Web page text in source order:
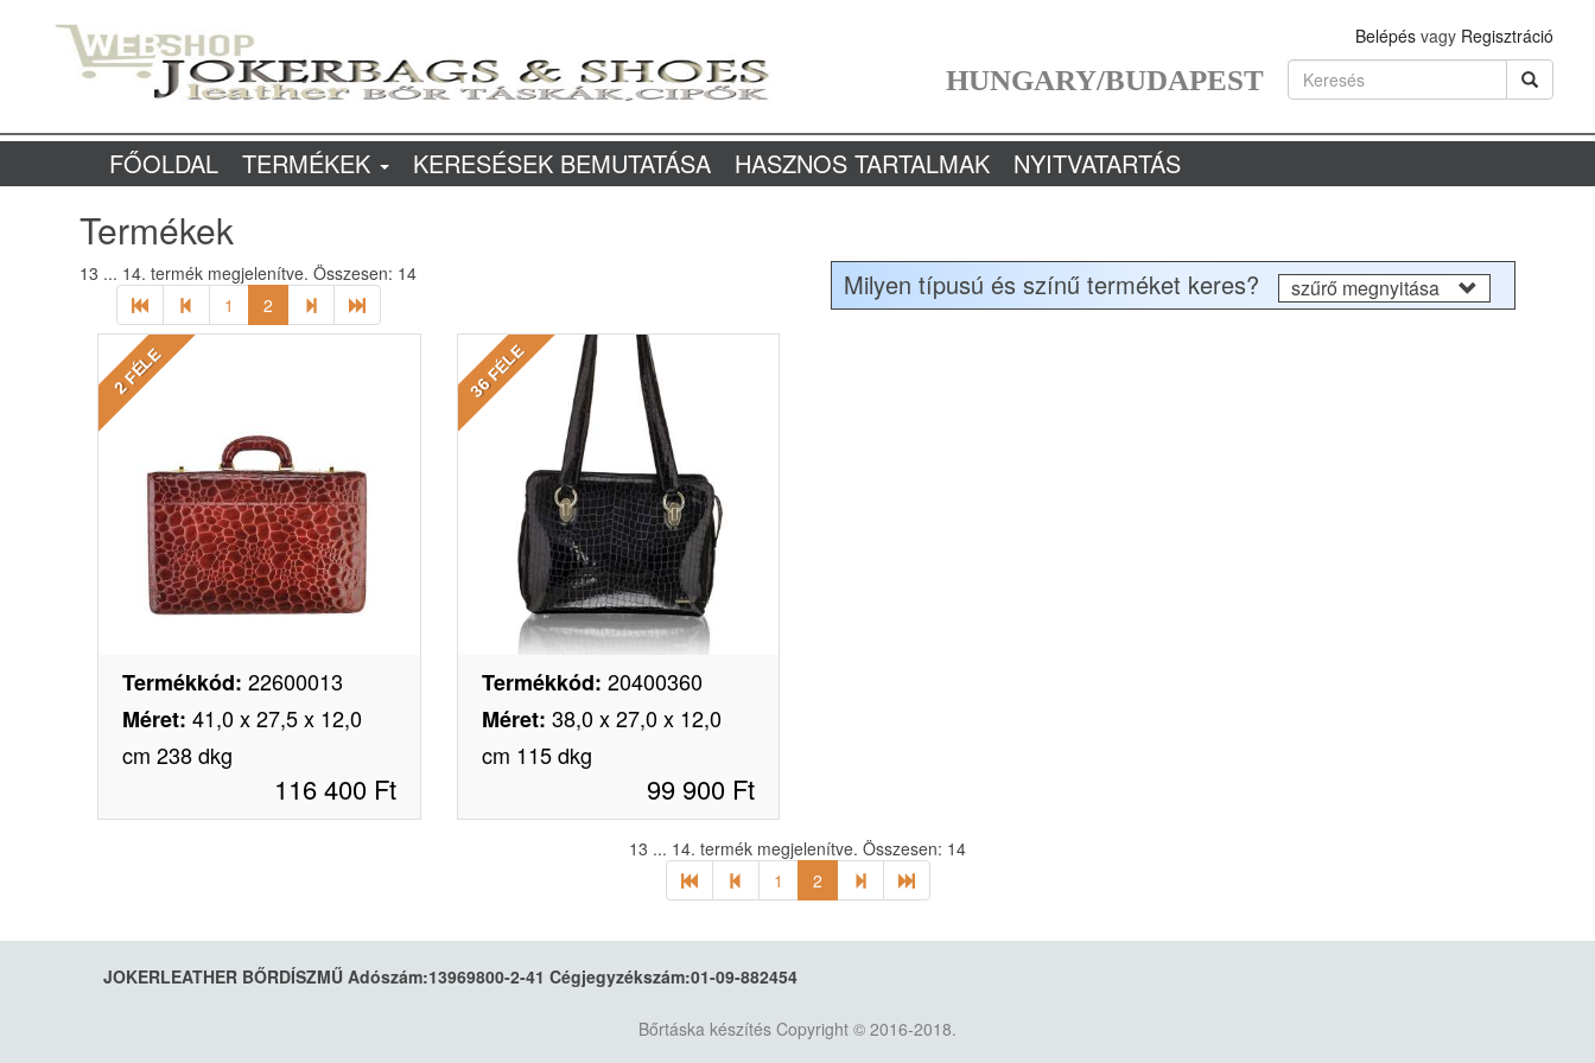
Belépés vagy Regisztráció
HUNGARY/BUDAPEST
FŐOLDAL TERMÉKEK KERESÉSEK BEMUTATÁSA HASZNOS TARTALMAK NYITVATARTÁS
Termékek
13 ... 14.termék megjelenítve. Összesen: 14
1
2
Milyen típusú és színű terméket keres? szűrő megnyitása
2
FÉLE
Termékkód: 22600013
Méret: 41,0 x 27,5 x 12,0
cm 238 dkg
116 400 Ft
36
FÉLE
Termékkód: 20400360
Méret: 38,0 x 27,0 x 12,0
cm 115 dkg
99 900 Ft
13 ... 14. termék megjelenítve. Összesen: 14
1
2
JOKERLEATHER BŐRDÍSZMŰ Adószám:13969800-2-41 Cégjegyzékszám:01-09-882454
Bőrtáska készítés Copyright © 2016-2018.